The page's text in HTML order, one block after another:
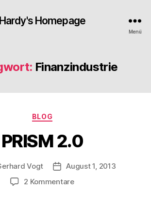
Hardy's Homepage
Menü
Finanzindustrie
Kategorien
BLOG
PRISM 2.0
Vogt Veröffentlichungsdatum
August 1, 2013
2 Kommentarezu